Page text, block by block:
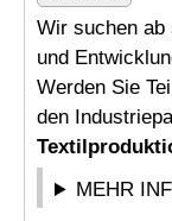
Wir suchen ab
und
Werden Sie
den
MEHR